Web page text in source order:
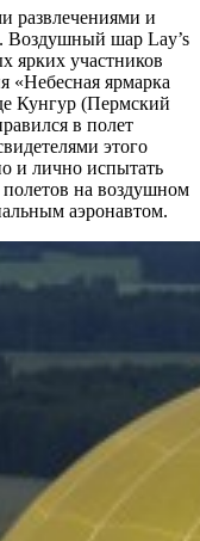
развлечениями и
Воздушный шар Lay’s
ярких участников
«Небесная ярмарка
Кунгур (Пермский
в полет
этого
и лично испытать
на воздушном
аэронавтом.